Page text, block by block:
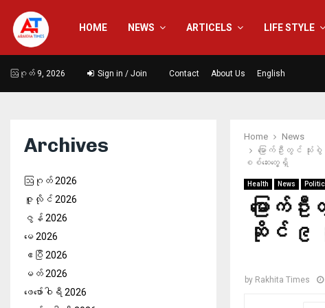
HOME NEWS ARTICELS LIFE STYLE
ဩဂုတ် 9, 2026 Sign in / Join Contact About Us English
Home
News
မြောက်ဦးတွင်
စစ်‌ဆေးတွေ့ရှိ
Health News Politic
မြောက်
ဆိုင် ၉
by Rakhita Times
Archives
ဩဂုတ် 2026
ဇူလိုင် 2026
ဇွန် 2026
မေ 2026
ဧပြီ 2026
မတ် 2026
ဖေ‌ဖော်ဝါရီ 2026